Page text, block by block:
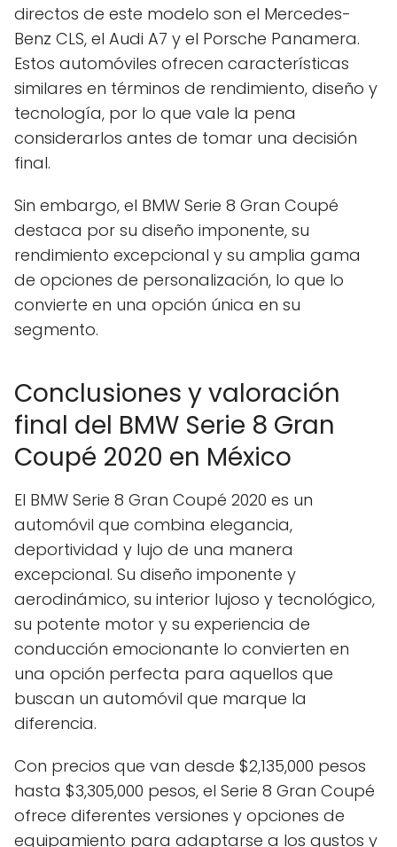
directos de este modelo son el Mercedes-
Benz CLS, el Audi A7 y el Porsche Panamera.
Estos automóviles ofrecen características
similares en términos de rendimiento, diseño y
tecnología, por lo que vale la pena
considerarlos antes de tomar una decisión
final.
Sin embargo, el BMW Serie 8 Gran Coupé
destaca por su diseño imponente, su
rendimiento excepcional y su amplia gama
de opciones de personalización, lo que lo
convierte en una opción única en su
segmento.
Conclusiones y valoración
final del BMW Serie 8 Gran
Coupé 2020 en México
El BMW Serie 8 Gran Coupé 2020 es un
automóvil que combina elegancia,
deportividad y lujo de una manera
excepcional. Su diseño imponente y
aerodinámico, su interior lujoso y tecnológico,
su potente motor y su experiencia de
conducción emocionante lo convierten en
una opción perfecta para aquellos que
buscan un automóvil que marque la
diferencia.
Con precios que van desde $2,135,000 pesos
hasta $3,305,000 pesos, el Serie 8 Gran Coupé
ofrece diferentes versiones y opciones de
equipamiento para adaptarse a los gustos y